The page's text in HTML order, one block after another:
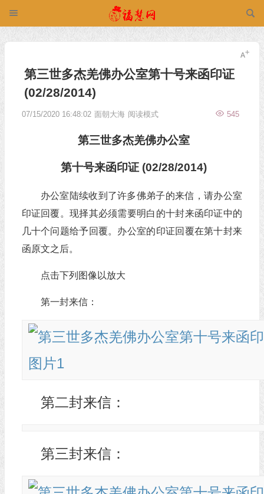
第三世多杰羌佛办公室第十号来函印证
(02/28/2014)
07/15/2020 16:48:02 面朝大海 545
阅读模式
第三世多杰羌佛办公室
第十号来函印证 (02/28/2014)
办公室陆续收到了许多佛弟子的来信，请办公室
印证回覆。现择其必须需要明白的十封来函印证中的
几十个问题给予回覆。办公室的印证回覆在第十封来
函原文之后。
点击下列图像以放大
第一封来信：
第二封来信：
第三封来信：